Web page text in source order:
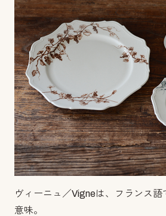
ヴィーニュ／Vigneは、フランス語
意味。